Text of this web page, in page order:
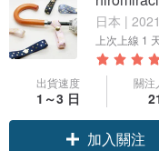
日本 |
上次上線 1
出貨速度
1～3 日
關注
加入關注